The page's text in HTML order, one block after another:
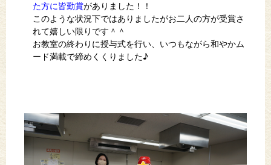
た方に皆勤賞がありました！！
このような状況下ではありましたがお二人の方が受賞さ
れて嬉しい限りです＾＾
お教室の終わりに授与式を行い、いつもながら和やかム
ード満載で締めくくりました♪